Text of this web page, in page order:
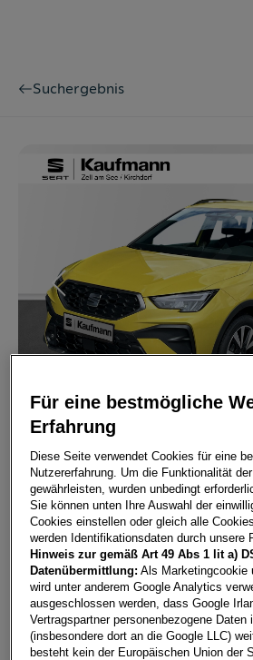
Suchergebnis
Arona Style Edition 1.0
6382 Kirchdorf in Tirol
Leasing
€292,63**
pro Monat
Laufzeit pro Jahr
Für eine bestmögliche
Erfahrung
Diese Seite verwendet Cookies für eine
Nutzererfahrung. Um die Funktionalität
gewährleisten, wurden unbedingt
Sie können unten Ihre Auswahl der
Cookies einstellen oder gleich alle
werden Identifikationsdaten durch unsere
Hinweis zur gemäß Art 49 Abs 1 lit a)
Datenübermittlung: Als Marketingcookie
wird unter anderem Google Analytics
ausgeschlossen werden, dass Google
Vertragspartner personenbezogene Daten
(insbesondere dort an die Google LLC)
besteht kein der Europäischen Union der